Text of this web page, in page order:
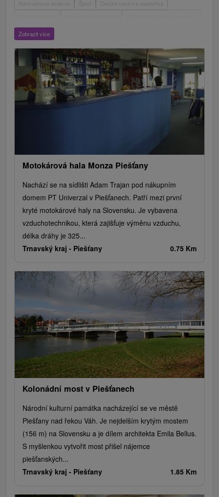
Adrenalinové atrakcie
Detské centrá a mestečká
ZOO a zvieracie farmy
Mestské a zámocké parky
Jazerá, plesá, vodné nádrže
Technické pamiatky
Pamätníky
Vodopády
Drevené kostolíky Hrady, zámky, zrúcaniny
Skanzeny
Aquaparky, kúpaliská
Pramene Divadlá
Jazda na koni
Túry a turistické chodníky
Kaštiele Horské chaty
Sakrálne miesta
Plte, rafting, splavy
Lyžiarske strediská
Zobrazit více
Motokárová hala Monza Piešťany
Nachází se na sídlišti Adam Trajan pod nákupním
domem PT Univerzal v Piešťanech. Patří mezi první
kryté motokárové haly na Slovensku. Je vybavena
vzduchotechnikou, která zajišťuje výměnu vzduchu,
délka dráhy je 325...
Trnavský kraj - Piešťany 0.75 Km
Kolonádní most v Piešťanech
Národní kulturní památka nacházející se ve městě
Piešťany nad řekou Váh. Je nejdelším krytým mostem
(156 m) na Slovensku a je dílem architekta Emila Bellus.
S myšlenkou vytvořit most přišel nájemce
piešťanských...
Trnavský kraj - Piešťany 1.85 Km